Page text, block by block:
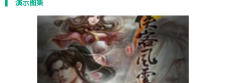
演示图集